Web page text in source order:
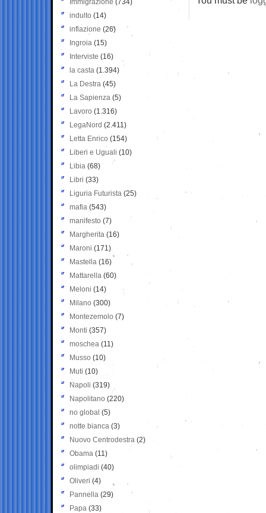
Immigrazione (734)
indulto (14)
inflazione (26)
Ingroia (15)
Interviste (16)
la casta (1.394)
La Destra (45)
La Sapienza (5)
Lavoro (1.316)
LegaNord (2.411)
Letta Enrico (154)
Liberi e Uguali (10)
Libia (68)
Libri (33)
Liguria Futurista (25)
mafia (543)
manifesto (7)
Margherita (16)
Maroni (171)
Mastella (16)
Mattarella (60)
Meloni (14)
Milano (300)
Montezemolo (7)
Monti (357)
moschea (11)
Musso (10)
Muti (10)
Napoli (319)
Napolitano (220)
no global (5)
notte bianca (3)
Nuovo Centrodestra (2)
Obama (11)
olimpiadi (40)
Oliveri (4)
Pannella (29)
Papa (33)